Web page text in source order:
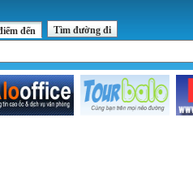
đến Tìm đường đi